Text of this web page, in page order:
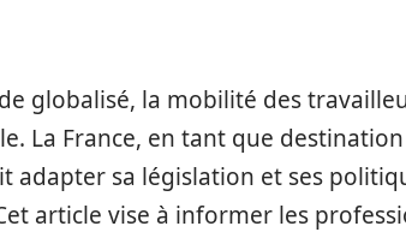
globalisé, la mobilité des
La France, en tant que
adapter sa législation et ses
article vise à informer les